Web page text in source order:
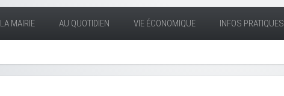
LA MAIRIE AU QUOTIDIEN VIE ÉCONOMIQUE INFOS PRATIQUES